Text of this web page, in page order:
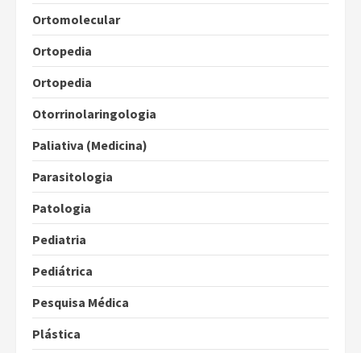
Ortomolecular
Ortopedia
Ortopedia
Otorrinolaringologia
Paliativa (Medicina)
Parasitologia
Patologia
Pediatria
Pediátrica
Pesquisa Médica
Plástica